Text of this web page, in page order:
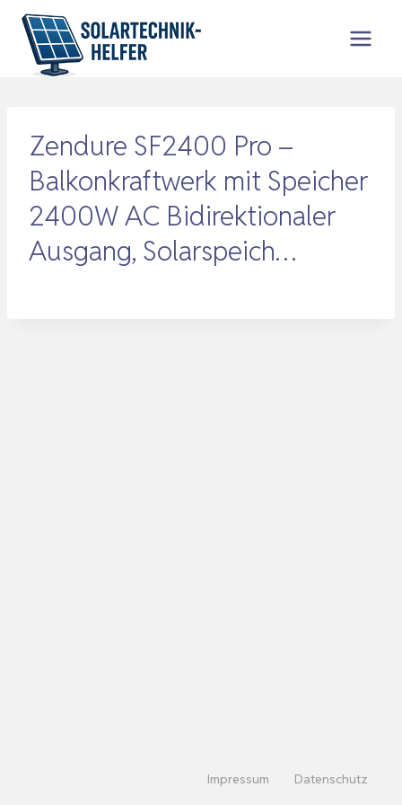
Zum
Inhalt
springen
Zendure SF2400 Pro –
Balkonkraftwerk mit Speicher
2400W AC Bidirektionaler
Ausgang, Solarspeich…
Impressum Datenschutz